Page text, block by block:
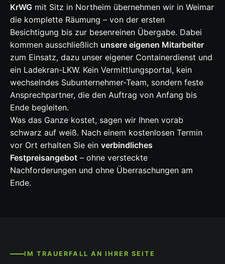
KrWG mit Sitz in Northeim übernehmen wir in Weimar
die komplette Räumung – von der ersten
Besichtigung bis zur besenreinen Übergabe. Dabei
kommen ausschließlich unsere eigenen Mitarbeiter
zum Einsatz, dazu unser eigener Containerdienst und
ein Ladekran-LKW. Kein Vermittlungsportal, kein
wechselndes Subunternehmer-Team, sondern feste
Ansprechpartner, die den Auftrag von Anfang bis
Ende begleiten.
Was das Ganze kostet, sagen wir Ihnen vorab
schwarz auf weiß. Nach einem kostenlosen Termin
vor Ort erhalten Sie ein verbindliches
Festpreisangebot – ohne versteckte
Nachforderungen und ohne Überraschungen am
Ende.
IM TRAUERFALL AN IHRER SEITE